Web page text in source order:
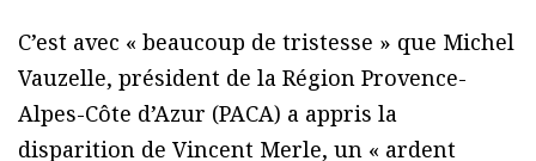
C’est avec « beaucoup de tristesse » que Michel
Vauzelle, président de la Région Provence-
Alpes-Côte d’Azur (PACA) a appris la
disparition de Vincent Merle, un « ardent